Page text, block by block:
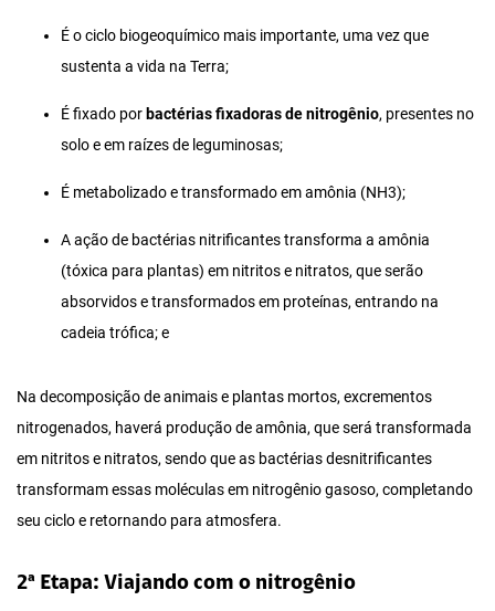
É o ciclo biogeoquímico mais importante, uma vez que
sustenta a vida na Terra;
É fixado por bactérias fixadoras de nitrogênio, presentes no
solo e em raízes de leguminosas;
É metabolizado e transformado em amônia (NH3);
A ação de bactérias nitrificantes transforma a amônia
(tóxica para plantas) em nitritos e nitratos, que serão
absorvidos e transformados em proteínas, entrando na
cadeia trófica; e
Na decomposição de animais e plantas mortos, excrementos
nitrogenados, haverá produção de amônia, que será transformada
em nitritos e nitratos, sendo que as bactérias desnitrificantes
transformam essas moléculas em nitrogênio gasoso, completando
seu ciclo e retornando para atmosfera.
2ª Etapa: Viajando com o nitrogênio